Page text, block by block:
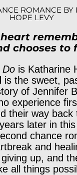
ROMANCE BY
HOPE LEVY
chooses to
Do is Katharine
is the sweet,
of Jennifer
experience
their way back
later in this
chance
and
up, and
all things